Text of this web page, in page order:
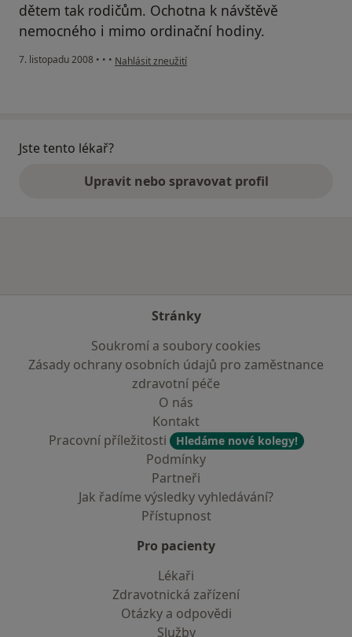
dětem tak rodičům. Ochotna k návštěvě
nemocného i mimo ordinační hodiny.
7. listopadu 2008 • • • podle názoru uživatele tomča
Nahlásit zneužití
Jste tento lékař?
Upravit nebo spravovat profil
Stránky
Soukromí a soubory cookies
Zásady ochrany osobních údajů pro zaměstnance
zdravotní péče
O nás
Kontakt
Pracovní příležitosti
Hledáme nové kolegy!
Podmínky
Partneři
Jak řadíme výsledky vyhledávání?
Přístupnost
Pro pacienty
Lékaři
Zdravotnická zařízení
Otázky a odpovědi
Služby